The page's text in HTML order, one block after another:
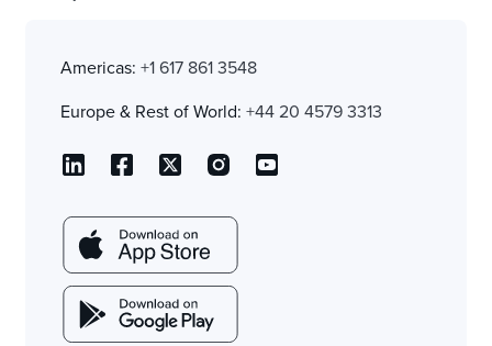
Americas: +1 617 861 3548
Europe & Rest of World: +44 20 4579 3313